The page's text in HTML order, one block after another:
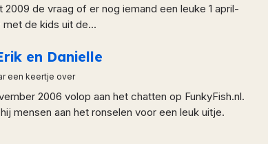
de vraag of er nog iemand een leuke 1 april-
de kids uit de...
en Danielle
een keertje over
2006 volop aan het chatten op FunkyFish.nl.
mensen aan het ronselen voor een leuk uitje.